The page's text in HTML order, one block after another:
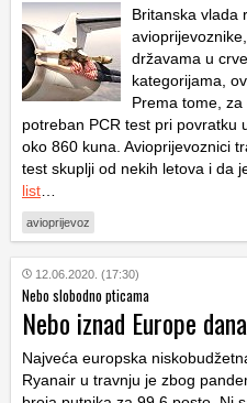
Britanska vlada
državama u
kategorijama,
Prema tome,
potreban PCR test pri povratku
oko 860 kuna. Avioprijevoznici
test skuplji od nekih letova i da
list
avioprijevoz
12.06.2020. (17:30)
Nebo slobodno pticama
Nebo iznad Europe
Najveća europska
Ryanair u travnju je zbog